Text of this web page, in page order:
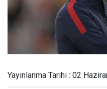
Yayınlanma Tarihi : 02